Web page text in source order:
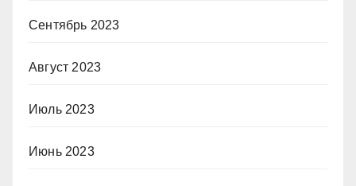
Сентябрь 2023
Август 2023
Июль 2023
Июнь 2023